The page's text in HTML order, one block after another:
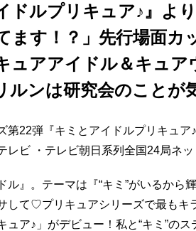
ドルプリキュア♪』よ
ます！？」先行場面
ュアアイドル＆キュア
ルンは研究会のこと
第22弾『キミとアイドルプリキュア
レビ ・テレビ朝日系列全国24局ネッ
ル』。テーマは『“キミ”がいるから
して♡プリキュアシリーズで最もキ
ュア♪」がデビュー！私と“キミ”の